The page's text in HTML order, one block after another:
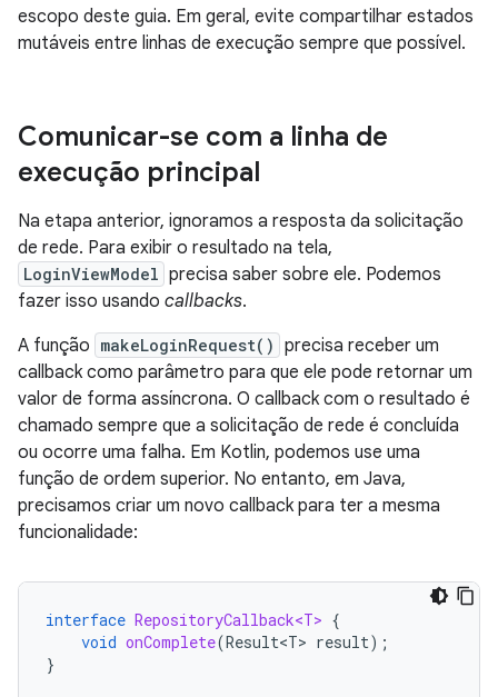
escopo deste guia. Em geral, evite compartilhar estados
mutáveis entre linhas de execução sempre que possível.
Comunicar-se com a linha de
execução principal
Na etapa anterior, ignoramos a resposta da solicitação
de rede. Para exibir o resultado na tela,
LoginViewModel precisa saber sobre ele. Podemos
fazer isso usando callbacks.
A função makeLoginRequest() precisa receber um
callback como parâmetro para que ele pode retornar um
valor de forma assíncrona. O callback com o resultado é
chamado sempre que a solicitação de rede é concluída
ou ocorre uma falha. Em Kotlin, podemos use uma
função de ordem superior. No entanto, em Java,
precisamos criar um novo callback para ter a mesma
funcionalidade:
interface RepositoryCallback<T> {
void onComplete(Result<T> result);
}